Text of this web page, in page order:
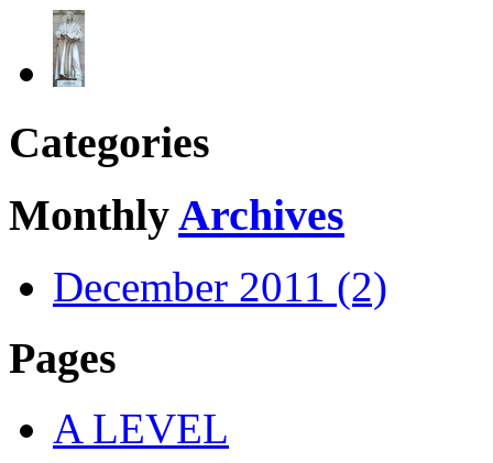
Categories
MonthlyArchives
December 2011 (2)
Pages
A LEVEL